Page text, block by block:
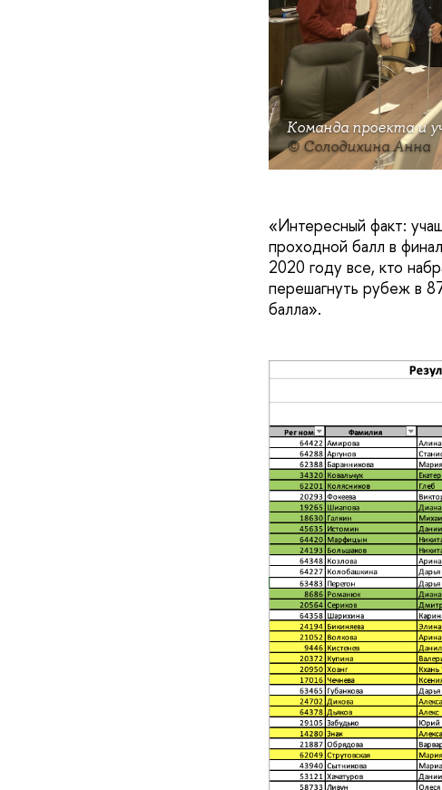
Команда проекта и
© Солодихина Анна
«Интересный факт:
проходной балл в
2020 году все, кто
перешагнуть рубеж в
балла».